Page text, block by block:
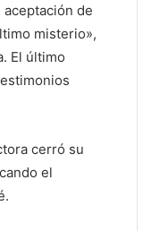
de
misterio»,
El último
cerró su
el